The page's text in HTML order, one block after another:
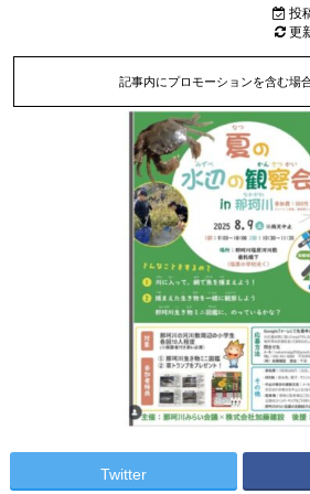
投
更
記事内にプロモーションを含む場
Twitter